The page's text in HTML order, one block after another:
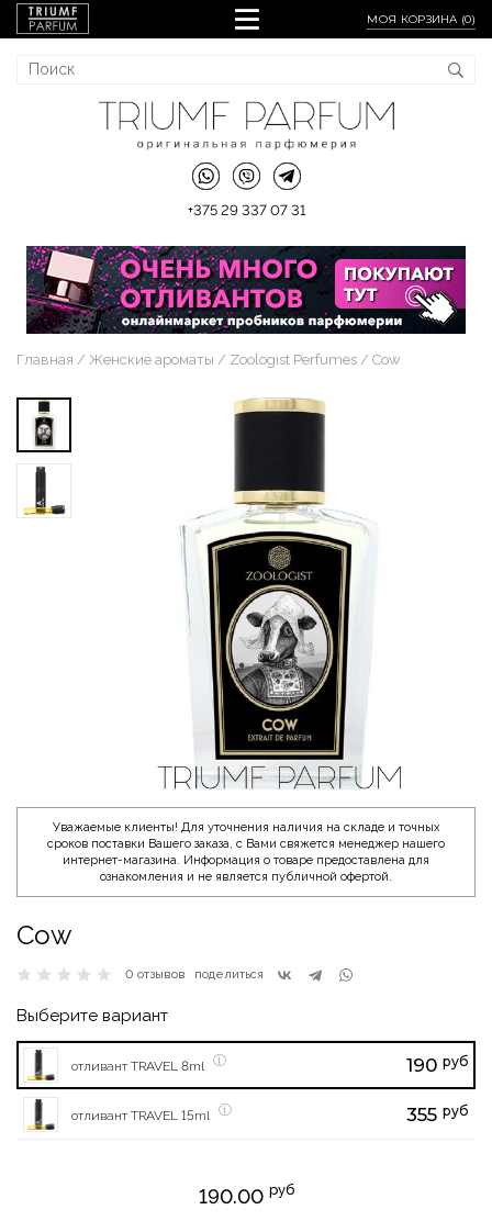
МОЯ КОРЗИНА (0)
+375 29 337 07 31
Главная Женские ароматы Zoologist Perfumes Cow
Уважаемые клиенты! Для уточнения наличия на складе и точных
сроков поставки Вашего заказа, с Вами свяжется менеджер нашего
интернет-магазина. Информация о товаре предоставлена для
ознакомления и не является публичной офертой.
Cow
0 отзывов поделиться
Выберите вариант
отливант TRAVEL 8ml 190 руб
отливант TRAVEL 15ml 355 руб
190.00 руб